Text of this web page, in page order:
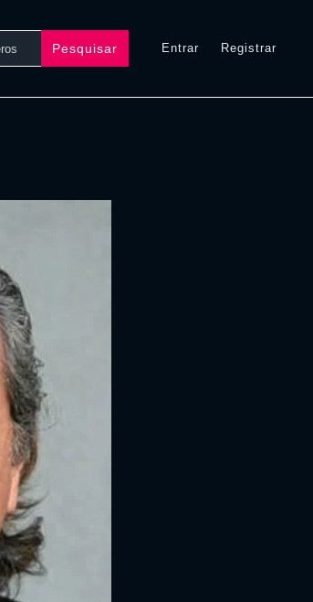
Pesquisar Entrar Registrar